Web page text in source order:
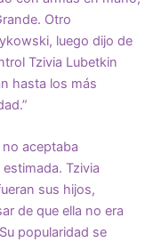
Otro
luego dijo de
Tzivia Lubetkin
hasta los más
aceptaba
Tzivia
sus hijos,
de que ella no era
popularidad se